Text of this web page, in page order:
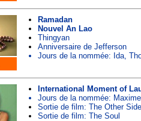
Ramadan
Nouvel An Lao
Thingyan
Anniversaire de Jefferson
Jours de la nommée: Ida,
International Moment of
Jours de la nommée: Maxime
Sortie de film: The Other Side
Sortie de film: The Soul